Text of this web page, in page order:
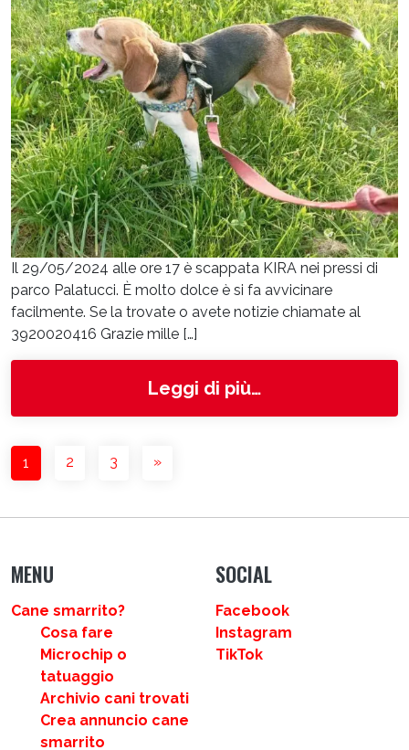
Il 29/05/2024 alle ore 17 è scappata KIRA nei pressi di
parco Palatucci. È molto dolce è si fa avvicinare
facilmente. Se la trovate o avete notizie chiamate al
3920020416 Grazie mille […]
Leggi di più…from Kira
NAVIGAZIONE DEGLI ARTICOLI
1 2 3 »
MENU
Cane smarrito?
Cosa fare
Microchip o
tatuaggio
Archivio cani trovati
Crea annuncio cane
smarrito
SOCIAL
Facebook
Instagram
TikTok